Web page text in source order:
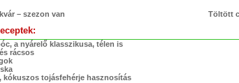
– szezon van Töltött
a nyárelő klasszikusa, télen is
rácsos
kókuszos tojásfehérje hasznosítás